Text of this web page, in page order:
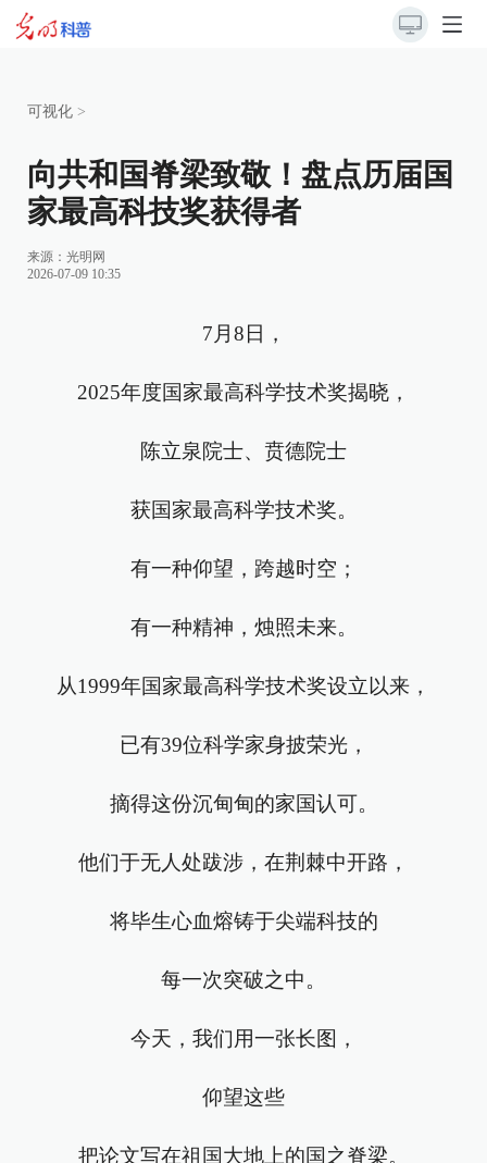
可视化 >
向共和国脊梁致敬！盘点历届国
家最高科技奖获得者
来源：光明网
2026-07-09 10:35
7月8日，
2025年度国家最高科学技术奖揭晓，
陈立泉院士、贲德院士
获国家最高科学技术奖。
有一种仰望，跨越时空；
有一种精神，烛照未来。
从1999年国家最高科学技术奖设立以来，
已有39位科学家身披荣光，
摘得这份沉甸甸的家国认可。
他们于无人处跋涉，在荆棘中开路，
将毕生心血熔铸于尖端科技的
每一次突破之中。
今天，我们用一张长图，
仰望这些
把论文写在祖国大地上的国之脊梁。